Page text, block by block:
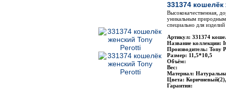
331374
Высококачественная,
уникальным
специально для
Артикул: 331374
Название коллекции:
Производитель: Tony
Размер: 11,5*10,5
Объём:
Вес:
Материал:
Цвета:
Гарантия: